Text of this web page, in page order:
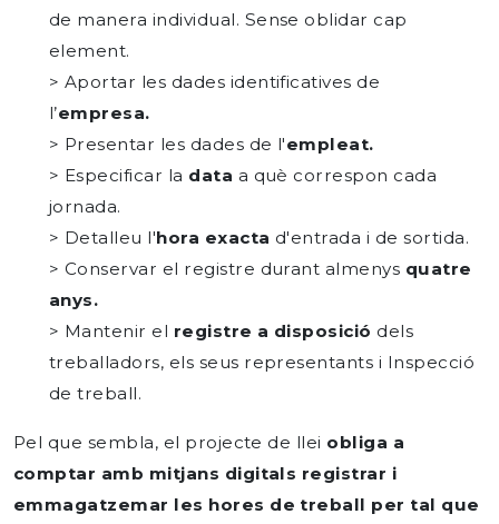
de manera individual. Sense oblidar cap
element.
> Aportar les dades identificatives de
l’empresa.
> Presentar les dades de l'empleat.
> Especificar la data a què correspon cada
jornada.
> Detalleu l'hora exacta d'entrada i de sortida.
> Conservar el registre durant almenys quatre
anys.
> Mantenir el registre a disposició dels
treballadors, els seus representants i Inspecció
de treball.
Pel que sembla, el projecte de llei obliga a
comptar amb mitjans digitals registrar i
emmagatzemar les hores de treball per tal que